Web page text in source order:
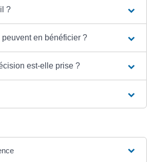
?
en bénéficier ?
est-elle prise ?